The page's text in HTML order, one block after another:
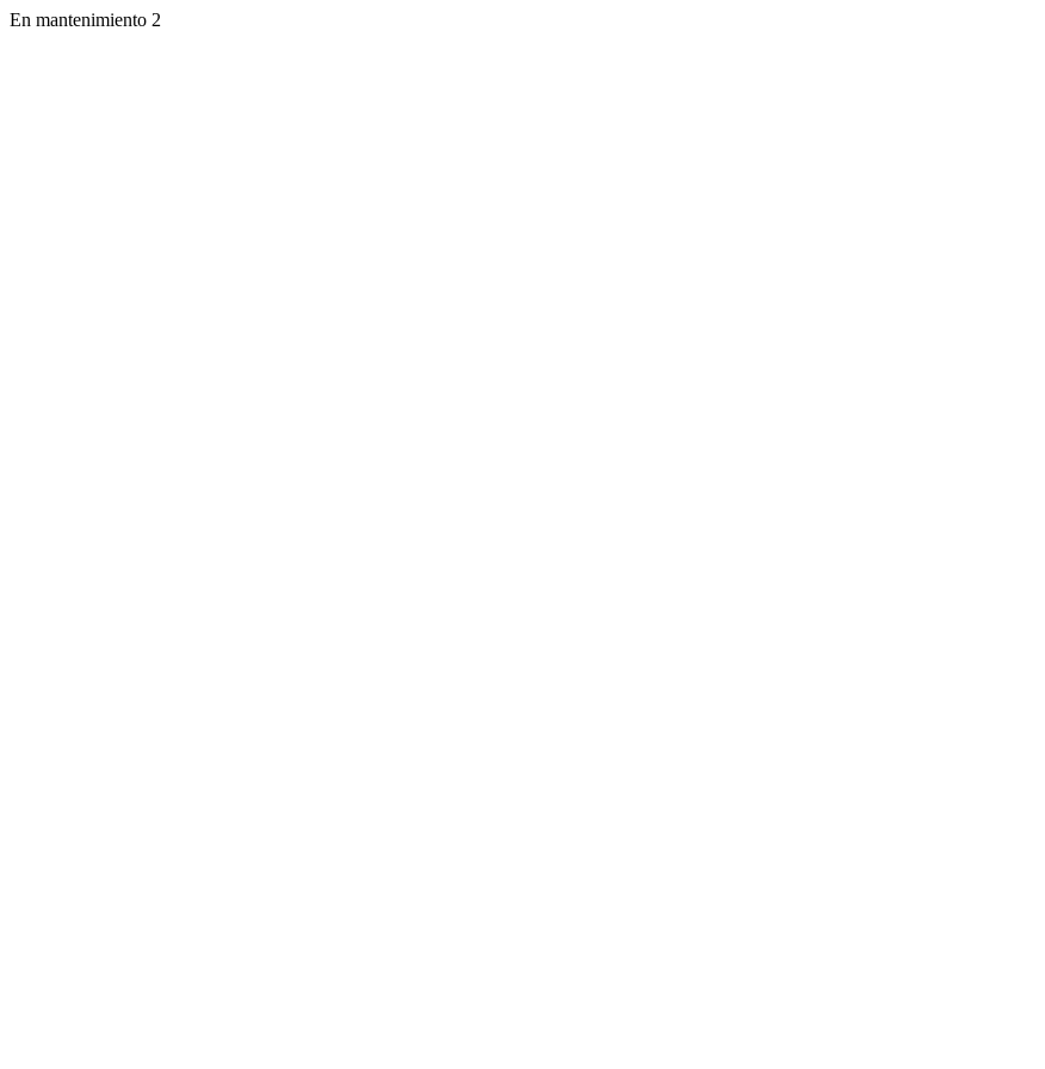
En mantenimiento 2